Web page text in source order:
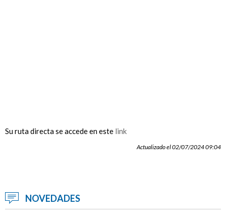
Su ruta directa se accede en este link
Actualizado el 02/07/2024 09:04
NOVEDADES